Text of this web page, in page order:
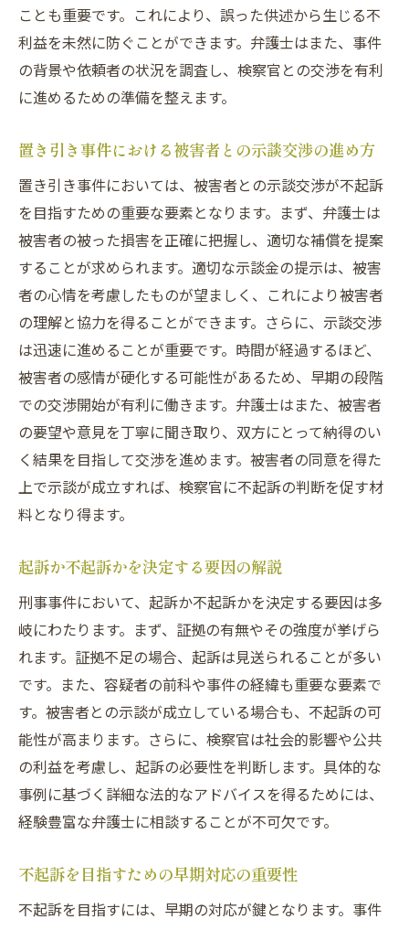
さいたま市での法的サポートの選び方
不起訴を目指すための刑事事件対応策：さいた
ま市の事例から学ぶ
迅速な対応が不起訴に与える影響
事例
法的知識を活かした対応策の提案
不起訴を目指すための具体的な準備
さいたま市の弁護士が提案する効果的な戦
略
法的支援を受けたことによる変化とは
置き引き事件に巻き込まれた場合の刑事事件に
おける弁護活動の役割
弁護士選びが結果を左右する理由
さいたま市での優れた弁護活動の実例
弁護活動がもたらす心理的な安心感
被害者との示談交渉における弁護士の役割
弁護活動が証拠の信頼性に与える影響
不起訴獲得のための弁護士との連携のポイ
埼玉県の刑事事件で不起訴を勝ち取るための具
体的手続き
さいたま市での不起訴手続きの流れ
不起訴に向けた具体的な事前準備
さいたま市の法律事務所の活用法
不起訴を目指した成功事例の紹介
法的サポートを受ける際の手続き方法
不起訴のための証拠提出とその重要性
置き引き事件の初期対応が刑事事件の結果を左
初期対応が重要な理由とその影響
ことも重要です。これにより、誤った供述から生じる不
利益を未然に防ぐことができます。弁護士はまた、事件
の背景や依頼者の状況を調査し、検察官との交渉を有利
に進めるための準備を整えます。
置き引き事件における被害者との示談交渉の進め方
置き引き事件においては、被害者との示談交渉が不起訴
を目指すための重要な要素となります。まず、弁護士は
被害者の被った損害を正確に把握し、適切な補償を提案
することが求められます。適切な示談金の提示は、被害
者の心情を考慮したものが望ましく、これにより被害者
の理解と協力を得ることができます。さらに、示談交渉
は迅速に進めることが重要です。時間が経過するほど、
被害者の感情が硬化する可能性があるため、早期の段階
での交渉開始が有利に働きます。弁護士はまた、被害者
の要望や意見を丁寧に聞き取り、双方にとって納得のい
く結果を目指して交渉を進めます。被害者の同意を得た
上で示談が成立すれば、検察官に不起訴の判断を促す材
料となり得ます。
起訴か不起訴かを決定する要因の解説
刑事事件において、起訴か不起訴かを決定する要因は多
岐にわたります。まず、証拠の有無やその強度が挙げら
れます。証拠不足の場合、起訴は見送られることが多い
です。また、容疑者の前科や事件の経緯も重要な要素で
す。被害者との示談が成立している場合も、不起訴の可
能性が高まります。さらに、検察官は社会的影響や公共
の利益を考慮し、起訴の必要性を判断します。具体的な
事例に基づく詳細な法的なアドバイスを得るためには、
経験豊富な弁護士に相談することが不可欠です。
不起訴を目指すための早期対応の重要性
不起訴を目指すには、早期の対応が鍵となります。事件